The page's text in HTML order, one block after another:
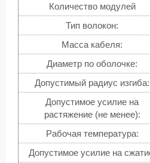
Количество модулей
Тип волокон:
Масса кабеля:
Диаметр по оболочке:
Допустимый радиус изгиба:
Допустимое усилие на
растяжение (не менее):
Рабочая температура:
Допустимое усилие на